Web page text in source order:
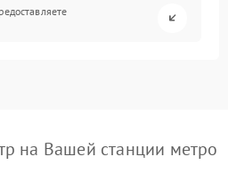
на Вашей станции метро